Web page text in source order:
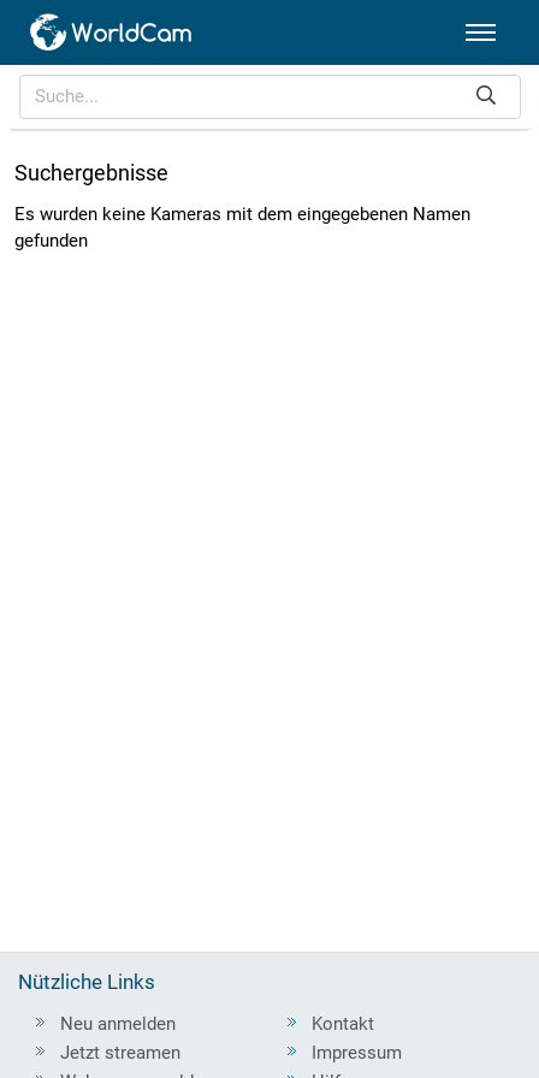
Suchergebnisse
Es wurden keine Kameras mit dem eingegebenen Namen
gefunden
Nützliche Links
Neu anmelden
Jetzt streamen
Kontakt
Impressum